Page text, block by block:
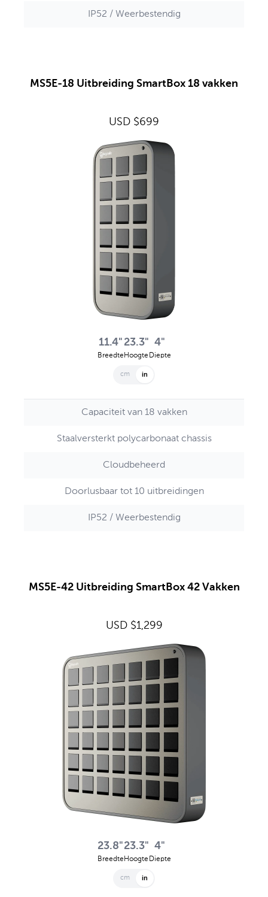
IP52 / Weerbestendig
MS5E-18 Uitbreiding SmartBox 18 vakken
USD $699
11.4"
Breedte
23.3"
Hoogte
4"
Diepte
cm in
Capaciteit van 18 vakken
Staalversterkt polycarbonaat chassis
Cloudbeheerd
Doorlusbaar tot 10 uitbreidingen
IP52 / Weerbestendig
MS5E-42 Uitbreiding SmartBox 42 Vakken
USD $1,299
23.8"
Breedte
23.3"
Hoogte
4"
Diepte
cm in